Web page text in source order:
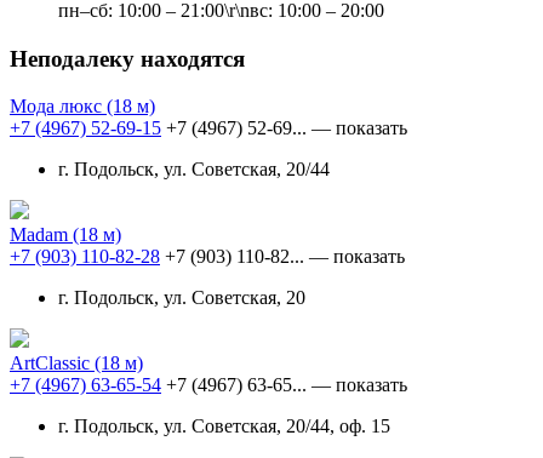
пн–сб: 10:00 – 21:00\r\nвс: 10:00 – 20:00
Неподалеку находятся
Мода люкс (18 м)
+7 (4967) 52-69-15 +7 (4967) 52-69... — показать
г. Подольск, ул. Советская, 20/44
Madam (18 м)
+7 (903) 110-82-28 +7 (903) 110-82... — показать
г. Подольск, ул. Советская, 20
ArtClassic (18 м)
+7 (4967) 63-65-54 +7 (4967) 63-65... — показать
г. Подольск, ул. Советская, 20/44, оф. 15